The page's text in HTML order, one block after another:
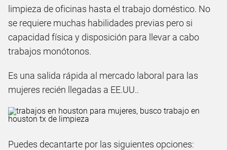
limpieza de oficinas hasta el trabajo doméstico. No
se requiere muchas habilidades previas pero si
capacidad física y disposición para llevar a cabo
trabajos monótonos.
Es una salida rápida al mercado laboral para las
mujeres recién llegadas a EE.UU..
Puedes decantarte por las siguientes opciones: